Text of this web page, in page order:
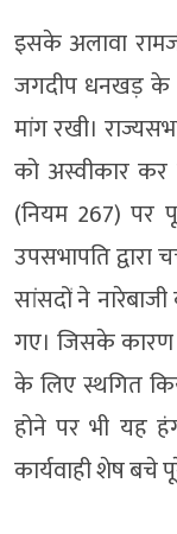
इसके अलावा
जगदीप धनखड़ के
मांग रखी।
को अस्वीकार कर
(नियम 267) पर
उपसभापति द्वारा
सांसदों ने
गए। जिसके कारण
के लिए स्थगित
होने पर भी यह
कार्यवाही शेष बचे